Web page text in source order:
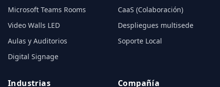
Microsoft Teams Rooms
Video Walls LED
Aulas y Auditorios
Digital Signage
CaaS (Colaboración)
Despliegues multisede
Soporte Local
Industrias Compañía